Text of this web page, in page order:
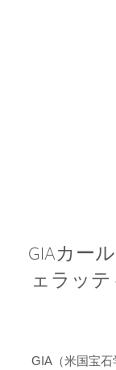
GIAカー
ェラッ
GIA（米国宝